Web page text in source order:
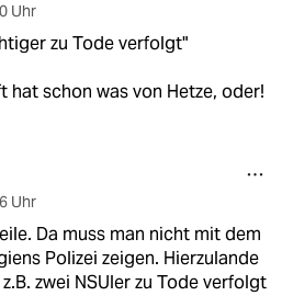
Uhr
zu Tode verfolgt"
hat schon was von Hetze, oder!
Uhr
Da muss man nicht mit dem
Polizei zeigen. Hierzulande
zwei NSUler zu Tode verfolgt